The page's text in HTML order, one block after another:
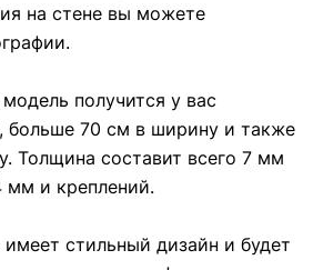
на стене вы можете
получится у вас
больше 70 см в ширину и также
Толщина составит всего 7 мм
и креплений.
стильный дизайн и будет